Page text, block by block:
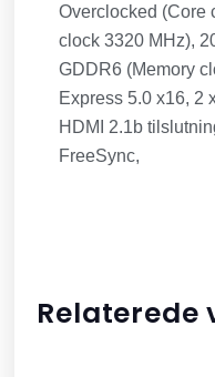
Overclocked (Core
clock 3320 MHz),
GDDR6 (Memory
Express 5.0 x16, 2
HDMI 2.1b
FreeSync,
Relaterede